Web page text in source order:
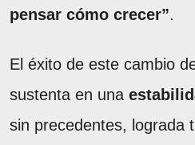
pensar cómo crecer”.
El éxito de este cambio
sustenta en una
sin precedentes, lograda